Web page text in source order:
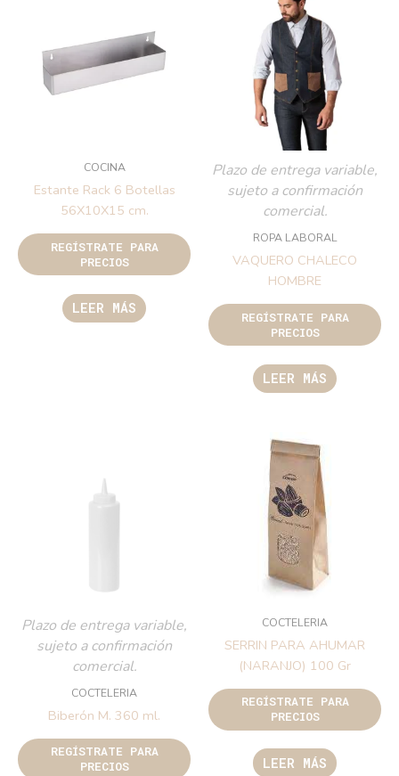
COCINA
Estante Rack 6 Botellas
56X10X15 cm.
REGÍSTRATE PARA
PRECIOS
LEER MÁS
Plazo de entrega variable,
sujeto a confirmación
comercial.
ROPA LABORAL
VAQUERO CHALECO
HOMBRE
REGÍSTRATE PARA
PRECIOS
LEER MÁS
Plazo de entrega variable,
sujeto a confirmación
comercial.
COCTELERIA
Biberón M. 360 ml.
REGÍSTRATE PARA
PRECIOS
COCTELERIA
SERRIN PARA AHUMAR
(NARANJO) 100 Gr
REGÍSTRATE PARA
PRECIOS
LEER MÁS